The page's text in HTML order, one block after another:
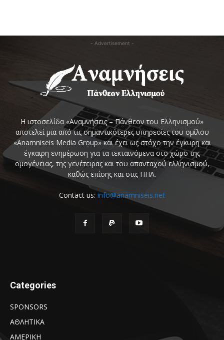
- Advertisement -
Η ιστοσελίδα «Αναμνήσεις – Πάνθεον του Ελληνισμού»
αποτελεί μια από τις σημαντικότερες υπηρεσίες του ομίλου
«Anamniseis Media Group» και έχει ως στόχο την έγκυρη και
έγκαιρη ενημέρωση για τα τεκταινόμενα στο χώρο της
ομογένειας, της γενέτειρας και του απανταχού ελληνισμού,
καθώς επίσης και στις ΗΠΑ.
Contact us: info@anamniseis.net
Categories
SPONSORS
ΑΘΛΗΤΙΚΑ
ΑΜΕΡΙΚΗ